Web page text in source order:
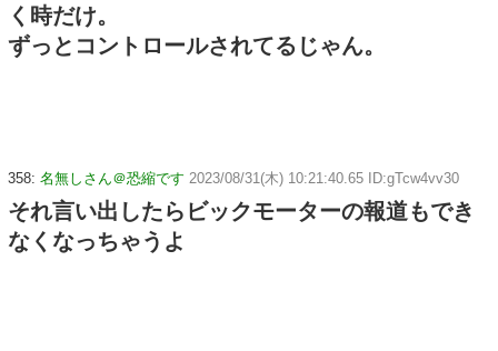
く時だけ。
ずっとコントロールされてるじゃん。
358: 名無しさん＠恐縮です 2023/08/31(木) 10:21:40.65 ID:gTcw4vv30
それ言い出したらビックモーターの報道もでき
なくなっちゃうよ